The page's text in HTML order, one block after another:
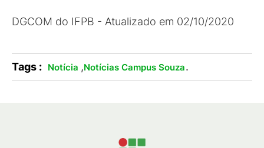
DGCOM do IFPB - Atualizado em 02/10/2020
Tags : Notícia ,Notícias Campus Souza.